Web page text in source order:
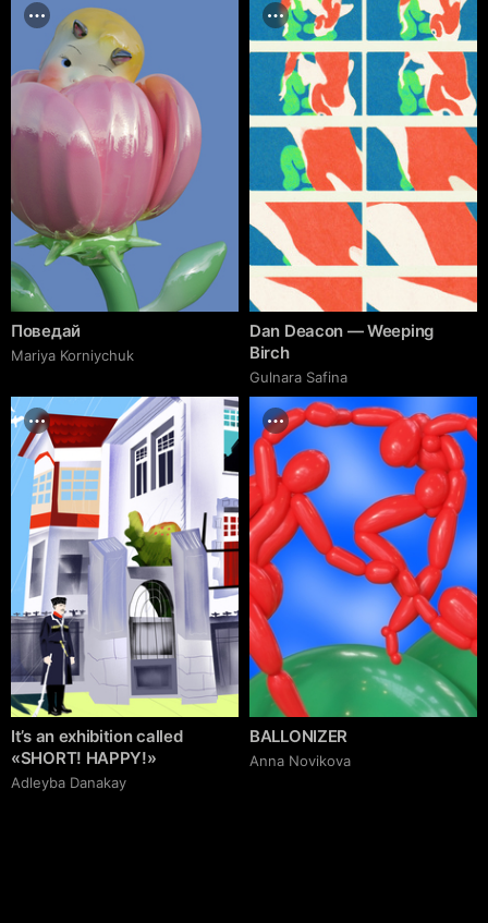
Поведай
Mariya Korniychuk
Dan Deacon — Weeping
Birch
Gulnara Safina
It’s an exhibition called
«SHORT! HAPPY!»
Adleyba Danakay
BALLONIZER
Аnna Novikova